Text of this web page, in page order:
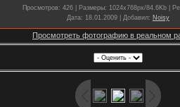
Просмотров: 426 | Размеры: 1024x768px/84.6Kb |
Дата: 18.01.2009 | Добавил: Noisy
Просмотреть фотографию в реальном